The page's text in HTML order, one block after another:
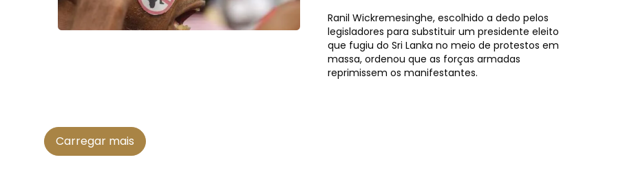
Ranil Wickremesinghe, escolhido a dedo pelos
legisladores para substituir um presidente eleito
que fugiu do Sri Lanka no meio de protestos em
massa, ordenou que as forças armadas
reprimissem os manifestantes.
Carregar mais